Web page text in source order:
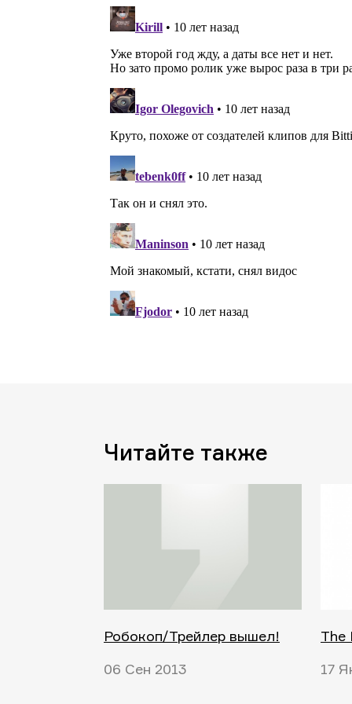
Читайте также
Робокоп/Трейлер вышел!
06 Сен 2013
The
17